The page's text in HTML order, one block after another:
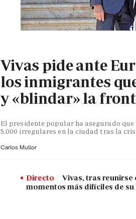
Vivas pide ante
los inmigrantes
y «blindar» la
El presidente popular ha asegurado que
5.000 irregulares en la ciudad tras la
Carlos Mullor
Directo
Vivas, tras reunirse
momentos más difíciles de